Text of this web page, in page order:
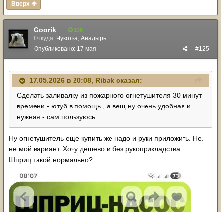
Вверх
Goorik 138
Откуда: Чукотка, Анадырь
#125
Опубликовано: 17 мая
17.05.2026 в 20:08, Ribak сказал:
Сделать заливалку из пожарного огнетушителя 30 минут
времени - ютуб в помощь , а вещ ну очень удобная и
нужная - сам пользуюсь
Ну огнетушитель еще купить же надо и руки приложить. Не,
не мой вариант. Хочу дешево и без рукоприкладства.
Шприц такой нормально?